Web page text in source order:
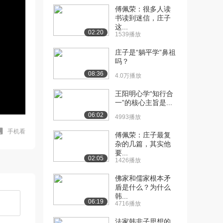
手机看
02:20
傅佩荣：很多人读
书读到迷信，庄子
这...
1539播放
08:36
庄子是“躺平学”鼻祖
吗？
4.0万播放
06:02
王阳明心学“知行合
一”的核心主旨是...
4993播放
02:05
傅佩荣：庄子最复
杂的几篇，其实他
要...
1426播放
06:19
佛家和儒家根本矛
盾是什么？为什么
韩...
4716播放